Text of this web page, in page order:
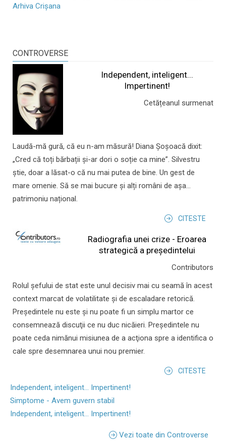
Arhiva Crișana
CONTROVERSE
Independent, inteligent...
Impertinent!
Cetățeanul surmenat
Laudă-mă gură, că eu n-am măsură! Diana Șoșoacă dixit:
„Cred că toți bărbații și-ar dori o soție ca mine”. Silvestru
știe, doar a lăsat-o că nu mai putea de bine. Un gest de
mare omenie. Să se mai bucure și alți români de așa...
patrimoniu național.
CITESTE
Radiografia unei crize - Eroarea
strategică a președintelui
Contributors
Rolul şefului de stat este unul decisiv mai cu seamă în acest
context marcat de volatilitate şi de escaladare retorică.
Preşedintele nu este şi nu poate fi un simplu martor ce
consemnează discuţii ce nu duc nicăieri. Preşedintele nu
poate ceda nimănui misiunea de a acţiona spre a identifica o
cale spre desemnarea unui nou premier.
CITESTE
Independent, inteligent... Impertinent!
Simptome - Avem guvern stabil
Independent, inteligent... Impertinent!
Vezi toate din Controverse